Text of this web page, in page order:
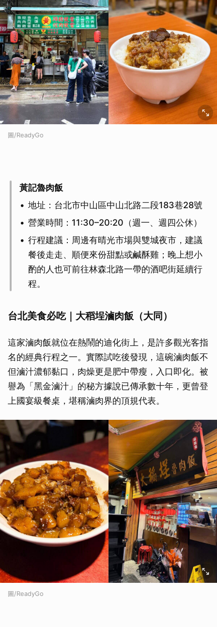
圖/ReadyGo
黃記魯肉飯
地址：台北市中山區中山北路二段183巷28號
營業時間：11:30–20:20（週一、週四公休）
行程建議：周邊有晴光市場與雙城夜市，建議
餐後走走、順便來份甜點或鹹酥雞；晚上想小
酌的人也可前往林森北路一帶的酒吧街延續行
程。
台北美食必吃｜大稻埕滷肉飯（大同）
這家滷肉飯就位在熱鬧的迪化街上，是許多觀光客指
名的經典行程之一。實際試吃後發現，這碗滷肉飯不
但滷汁濃郁黏口，肉燥更是肥中帶瘦，入口即化。被
譽為「黑金滷汁」的秘方據說已傳承數十年，更曾登
上國宴級餐桌，堪稱滷肉界的頂規代表。
圖/ReadyGo